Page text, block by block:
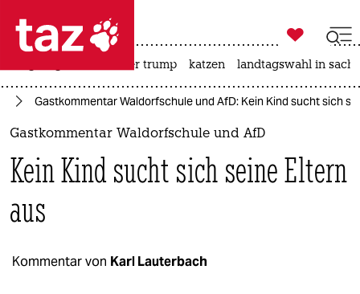
 taz zahl ich
taz zahl ich
politik
öko
gesellschaft

taz zahl ich
usa unter trump katzen landtagswahl in
Gastkommentar Waldorfschule und AfD: Kein Kind sucht sich
Gastkommentar Waldorfschule und AfD
Kein Kind sucht sich seine Eltern
aus
Kommentar von Karl Lauterbach